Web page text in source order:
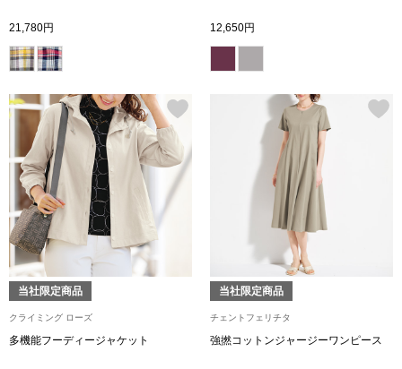
ルーム･アン
ルームウェア
アンダーウェア
その他
21,780円 12,650円
当社限定商品
クライミング ローズ
多機能フーディージャケット
当社限定商品
チェントフェリチタ
強撚コットンジャージーワンピース